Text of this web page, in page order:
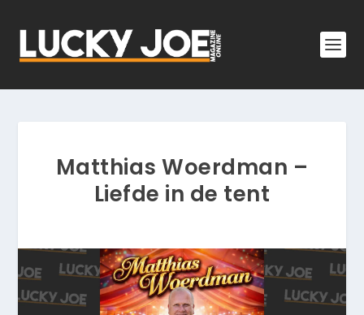
Matthias Woerdman –
Liefde in de tent